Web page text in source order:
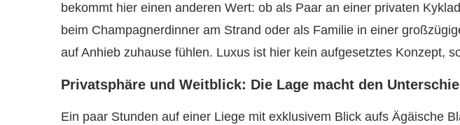
bekommt hier einen anderen Wert: ob als Paar an einer privaten
beim Champagnerdinner am Strand oder als Familie in einer
auf Anhieb zuhause fühlen. Luxus ist hier kein aufgesetztes Konzept,
Privatsphäre und Weitblick: Die Lage macht den
Ein paar Stunden auf einer Liege mit exklusivem Blick aufs Ägäische